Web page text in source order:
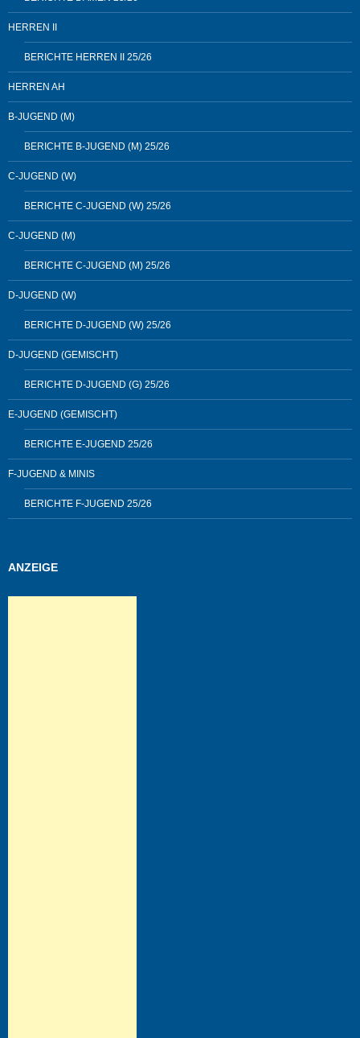
HERREN II
BERICHTE HERREN II 25/26
HERREN AH
B-JUGEND (M)
BERICHTE B-JUGEND (M) 25/26
C-JUGEND (W)
BERICHTE C-JUGEND (W) 25/26
C-JUGEND (M)
BERICHTE C-JUGEND (M) 25/26
D-JUGEND (W)
BERICHTE D-JUGEND (W) 25/26
D-JUGEND (GEMISCHT)
BERICHTE D-JUGEND (G) 25/26
E-JUGEND (GEMISCHT)
BERICHTE E-JUGEND 25/26
F-JUGEND & MINIS
BERICHTE F-JUGEND 25/26
ANZEIGE